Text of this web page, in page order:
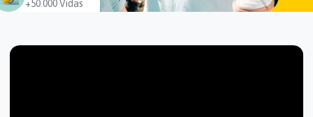
+50.000 Vidas